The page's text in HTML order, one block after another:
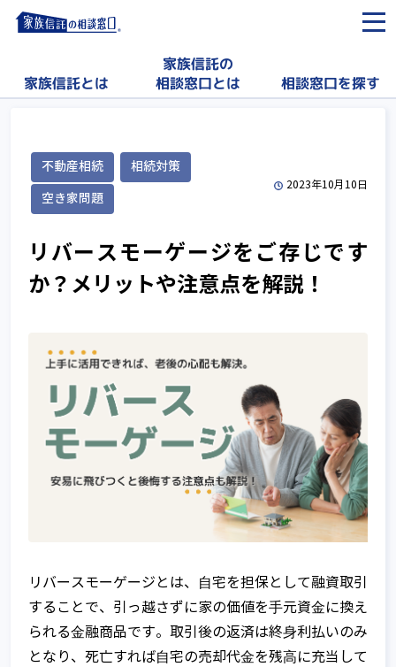
家族信託とは
家族信託の
相談窓口とは 相談窓口を探す
不動産相続
相続対策
空き家問題
2023年10月10日
リバースモーゲージをご存じです
か？メリットや注意点を解説！
リバースモーゲージとは、⾃宅を担保として融資取引
することで、引っ越さずに家の価値を⼿元資⾦に換え
られる⾦融商品です。取引後の返済は終⾝利払いのみ
となり、死亡すれば⾃宅の売却代⾦を残⾼に充当して